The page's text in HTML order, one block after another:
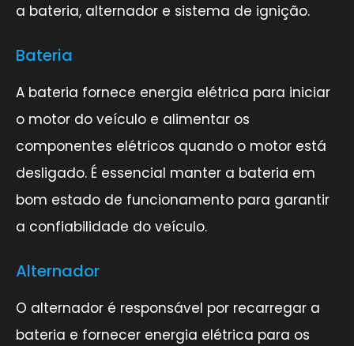
a bateria, alternador e sistema de ignição.
Bateria
A bateria fornece energia elétrica para iniciar
o motor do veículo e alimentar os
componentes elétricos quando o motor está
desligado. É essencial manter a bateria em
bom estado de funcionamento para garantir
a confiabilidade do veículo.
Alternador
O alternador é responsável por recarregar a
bateria e fornecer energia elétrica para os